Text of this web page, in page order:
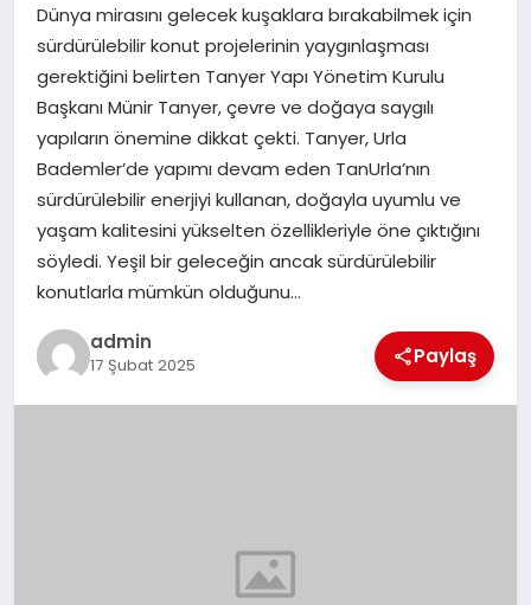
SIYASET
SPOR
TEKNOLOJI
YAŞAM
Dünya mirasını gelecek kuşaklara bırakabilmek için
sürdürülebilir konut projelerinin yaygınlaşması
gerektiğini belirten Tanyer Yapı Yönetim Kurulu
Başkanı Münir Tanyer, çevre ve doğaya saygılı
yapıların önemine dikkat çekti. Tanyer, Urla
Bademler’de yapımı devam eden TanUrla’nın
sürdürülebilir enerjiyi kullanan, doğayla uyumlu ve
yaşam kalitesini yükselten özellikleriyle öne çıktığını
söyledi. Yeşil bir geleceğin ancak sürdürülebilir
konutlarla mümkün olduğunu…
admin
17 Şubat 2025 Paylaş